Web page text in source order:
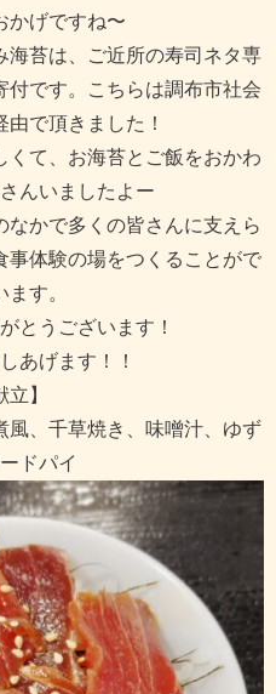
かげですね〜
海苔は、ご近所の寿司ネタ専
付です。こちらは調布市社会
で頂きました！
くて、お海苔とご飯をおかわ
んいましたよー
なかで多くの皆さんに支えら
事体験の場をつくることがで
ます。
とうございます！
あげます！！
立】
風、千草焼き、味噌汁、ゆず
ドパイ